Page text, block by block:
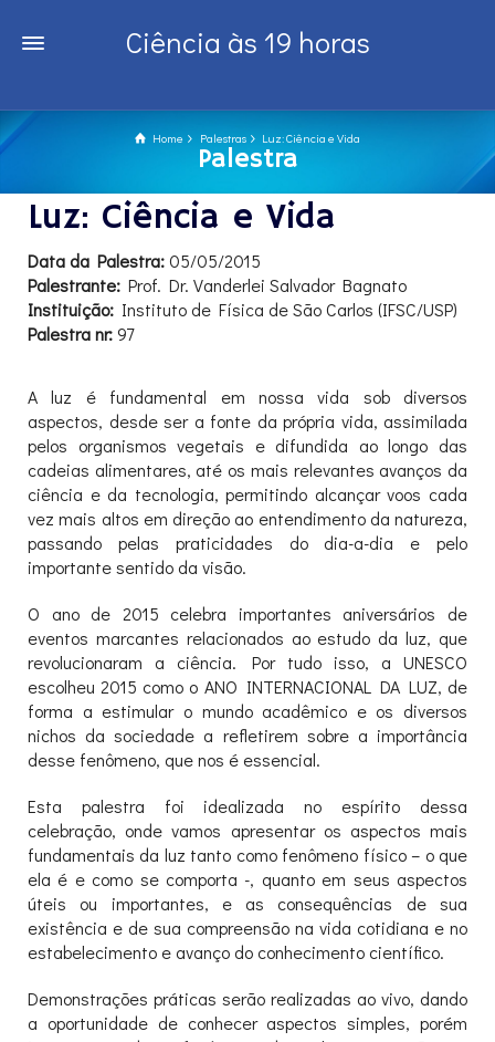
Ciência às 19 horas
Home Palestras Luz: Ciência e Vida
Palestra
Luz: Ciência e Vida
Data da Palestra:05/05/2015
Palestrante: Prof. Dr. Vanderlei Salvador Bagnato
Instituição: Instituto de Física de São Carlos (IFSC/USP)
Palestra nr:97
A luz é fundamental em nossa vida sob diversos
aspectos, desde ser a fonte da própria vida, assimilada
pelos organismos vegetais e difundida ao longo das
cadeias alimentares, até os mais relevantes avanços da
ciência e da tecnologia, permitindo alcançar voos cada
vez mais altos em direção ao entendimento da natureza,
passando pelas praticidades do dia-a-dia e pelo
importante sentido da visão.
O ano de 2015 celebra importantes aniversários de
eventos marcantes relacionados ao estudo da luz, que
revolucionaram a ciência. Por tudo isso, a UNESCO
escolheu 2015 como o ANO INTERNACIONAL DA LUZ, de
forma a estimular o mundo acadêmico e os diversos
nichos da sociedade a refletirem sobre a importância
desse fenômeno, que nos é essencial.
Esta palestra foi idealizada no espírito dessa
celebração, onde vamos apresentar os aspectos mais
fundamentais da luz tanto como fenômeno físico – o que
ela é e como se comporta -, quanto em seus aspectos
úteis ou importantes, e as consequências de sua
existência e de sua compreensão na vida cotidiana e no
estabelecimento e avanço do conhecimento científico.
Demonstrações práticas serão realizadas ao vivo, dando
a oportunidade de conhecer aspectos simples, porém